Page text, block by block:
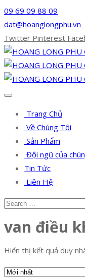
09 69 09 88 09
dat@hoanglongphu.vn
Twitter Pinterest
Trang Chủ
Về Chúng Tôi
Sản Phẩm
Đội ngũ của
Tin Tức
Liên Hệ
van điều
Hiển thị kết quả duy